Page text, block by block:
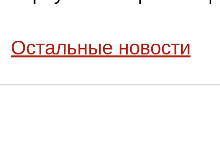
Остальные новости